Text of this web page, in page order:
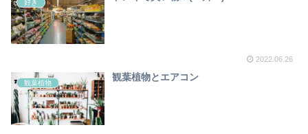
好き
2022.06.26
観葉植物
観葉植物とエアコン